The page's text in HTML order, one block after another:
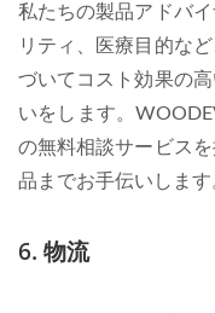
私たちの製品アドバ
リティ、医療目的な
づいてコスト効果の
いをします。
の無料相談サービス
品までお手伝いします
6. 物流